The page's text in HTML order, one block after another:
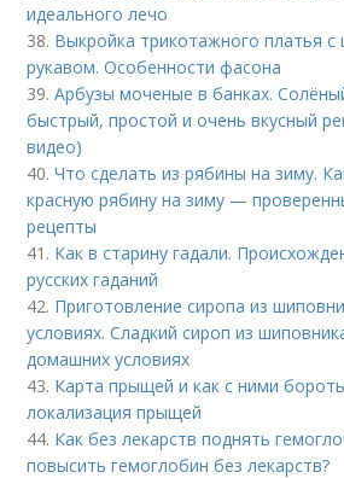
идеального лечо
38. Выкройка трикотажного платья с
рукавом. Особенности фасона
39.Арбузы моченые в банках.
быстрый, простой и очень вкусный
видео)
40.Что сделать из рябины на зиму.
красную рябину на зиму —
рецепты
41. Как в старину гадали.
русских гаданий
42. Приготовление сиропа из
условиях. Сладкий сироп из
домашних условиях
43. Карта прыщей и как с ними
локализация прыщей
44. Как без лекарств поднять
повысить гемоглобин без лекарств?